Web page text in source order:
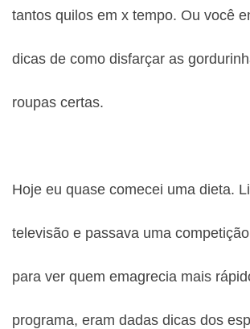
tantos quilos em x tempo. Ou você
dicas de como disfarçar as
roupas certas.
Hoje eu quase comecei uma dieta.
televisão e passava uma
para ver quem emagrecia mais
programa, eram dadas dicas dos